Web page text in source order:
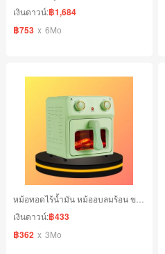
เงินดาวน์:฿1,684
฿753 x 6Mo
เงินดาวน์:฿433
฿362 x 3Mo